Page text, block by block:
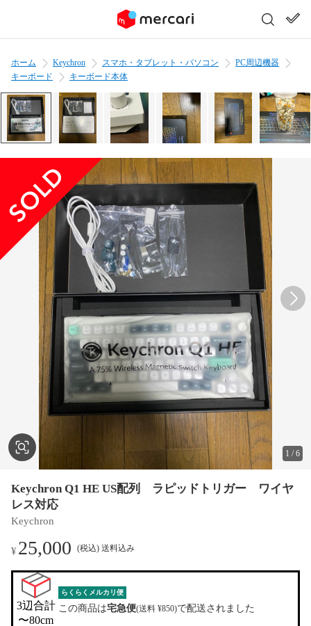
ホーム Keychron スマホ・タブレット・パソコン
PC周辺機器
キーボード
キーボード本体
1 /6
Keychron Q1 HE US配列 ラピッドトリガー ワイヤ
レス対応
Keychron
¥25,000 (税込) 送料込み
3辺合計
〜80cm
らくらくメルカリ便
この商品は宅急便(送料 ¥850)で配送されました